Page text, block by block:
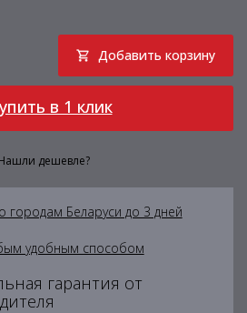
Добавить корзину
в 1 клик
дешевле?
городам Беларуси до 3 дней
удобным способом
гарантия от